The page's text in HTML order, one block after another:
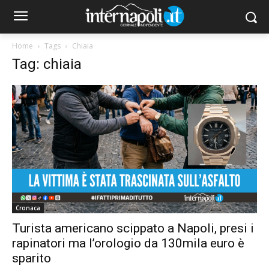
Home Tags Chiaia
Tag: chiaia
Cronaca
Turista americano scippato a Napoli, presi i
rapinatori ma l’orologio da 130mila euro è
sparito